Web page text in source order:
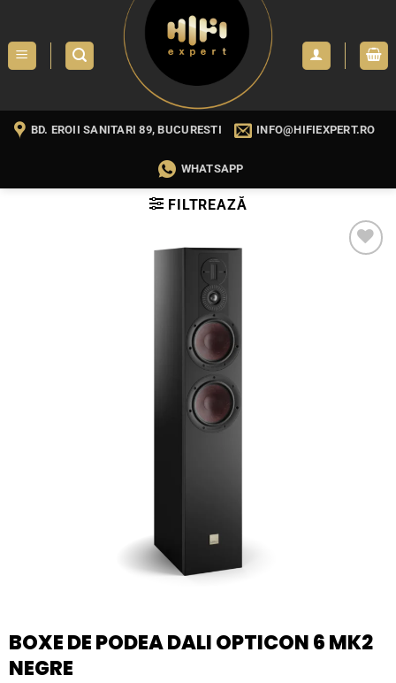
content
BD. EROII SANITARI 89, BUCURESTI INFO@HIFIEXPERT.RO
WHATSAPP
FILTREAZĂ
BOXE DE PODEA DALI OPTICON 6 MK2
NEGRE